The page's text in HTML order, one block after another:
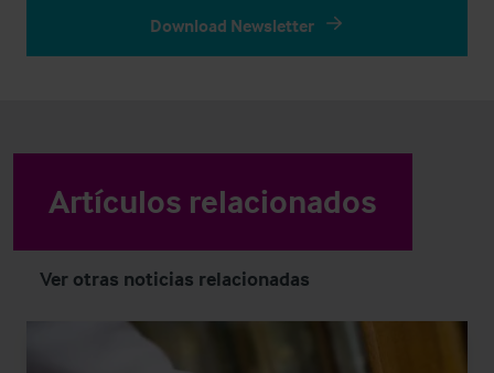
Download Newsletter
Artículos relacionados
Ver otras noticias relacionadas